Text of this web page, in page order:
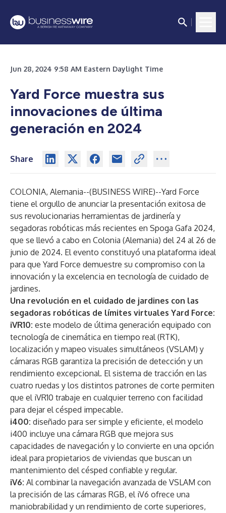
Jun 28, 2024 9:58 AM Eastern Daylight Time
Yard Force muestra sus
innovaciones de última
generación en 2024
Share
COLONIA, Alemania--(BUSINESS WIRE)--Yard Force
tiene el orgullo de anunciar la presentación exitosa de
sus revolucionarias herramientas de jardinería y
segadoras robóticas más recientes en Spoga Gafa 2024,
que se llevó a cabo en Colonia (Alemania) del 24 al 26 de
junio de 2024. El evento constituyó una plataforma ideal
para que Yard Force demuestre su compromiso con la
innovación y la excelencia en tecnología de cuidado de
jardines.
Una revolución en el cuidado de jardines con las
segadoras robóticas de límites virtuales Yard Force:
iVR10: este modelo de última generación equipado con
tecnología de cinemática en tiempo real (RTK),
localización y mapeo visuales simultáneos (VSLAM) y
cámaras RGB garantiza la precisión de detección y un
rendimiento excepcional. El sistema de tracción en las
cuatro ruedas y los distintos patrones de corte permiten
que el iVR10 trabaje en cualquier terreno con facilidad
para dejar el césped impecable.
i400: diseñado para ser simple y eficiente, el modelo
i400 incluye una cámara RGB que mejora sus
capacidades de navegación y lo convierte en una opción
ideal para propietarios de viviendas que buscan un
mantenimiento del césped confiable y regular.
iV6: Al combinar la navegación avanzada de VSLAM con
la precisión de las cámaras RGB, el iV6 ofrece una
maniobrabilidad y un rendimiento de corte superiores,